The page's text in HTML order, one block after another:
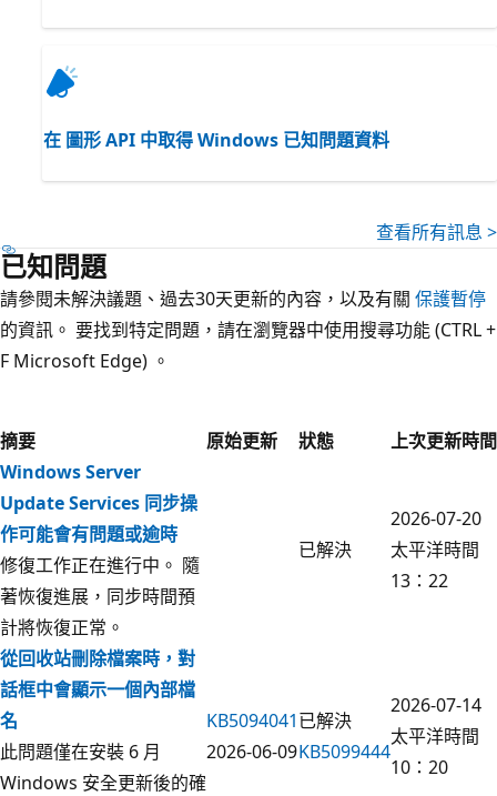
在 圖形 API 中取得 Windows 已知問題資料
查看所有訊息 >
已知問題
請參閱未解決議題、過去30天更新的內容，以及有關 保護暫停
的資訊。 要找到特定問題，請在瀏覽器中使用搜尋功能 (CTRL +
F Microsoft Edge) 。
摘要 原始更新 狀態
上次更新時間
Windows Server
Update Services 同步操
作可能會有問題或逾時
修復工作正在進行中。 隨
著恢復進展，同步時間預
計將恢復正常。
已解決
2026-07-20
太平洋時間
13：22
從回收站刪除檔案時，對
話框中會顯示一個內部檔
名
此問題僅在安裝 6 月
Windows 安全更新後的確
KB5094041
2026-06-09
已解決
KB5099444
2026-07-14
太平洋時間
10：20